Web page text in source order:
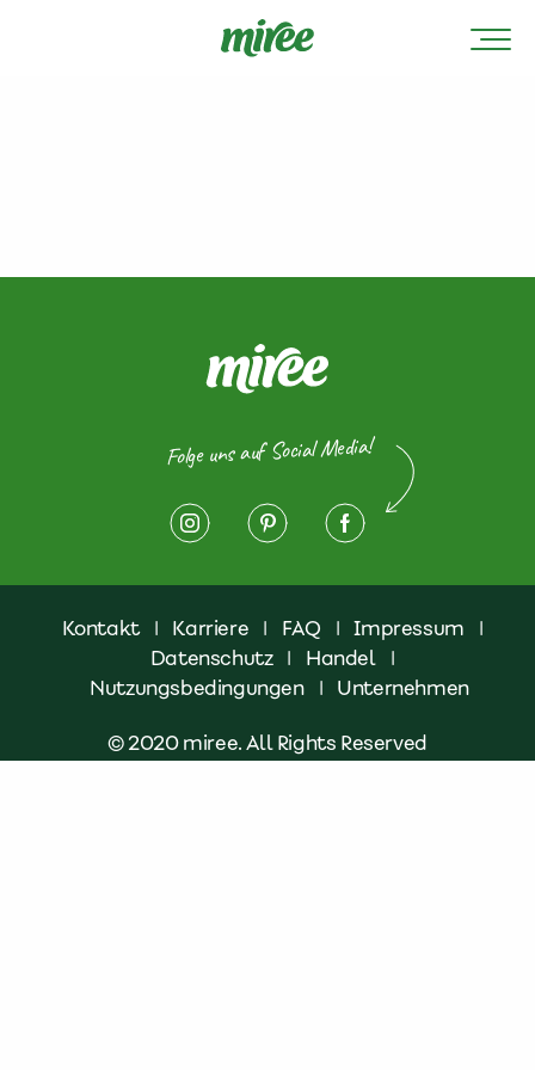
Folge uns auf Social Media!
Kontakt | Karriere | FAQ | Impressum
|
Datenschutz | Handel
|
Nutzungsbedingungen
| Unternehmen
© 2020 miree. All Rights Reserved